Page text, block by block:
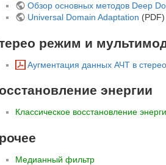
Обзор основных методов Deep
Universal Domain Adaptation (PDF)
режим и
Аугментация данных АЧТ в
энергии
Классическое восстановление
Медианный фильтр